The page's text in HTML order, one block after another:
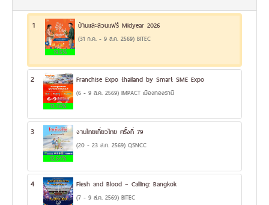
1
19.5%
บ้านและสวนแฟร์ Midyear 2026
(31 ก.ค. - 9 ส.ค. 2569) BITEC
2
13.36%
Franchise Expo thailand by Smart SME Expo
(6 - 9 ส.ค. 2569) IMPACT เมืองทองธานี
3
12.64%
งานไทยเที่ยวไทย ครั้งที่ 79
(20 - 23 ส.ค. 2569) QSNCC
4 Flesh and Blood – Calling: Bangkok
(7 - 9 ส.ค. 2569) BITEC